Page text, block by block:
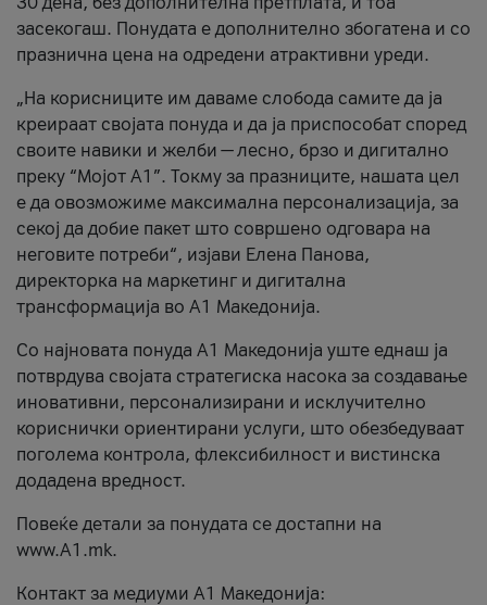
засекогаш. Понудата е дополнително збогатена и со
празнична цена на одредени атрактивни уреди.
„На корисниците им даваме слобода самите да ја
креираат својата понуда и да ја приспособат според
своите навики и желби — лесно, брзо и дигитално
преку “Мојот А1”. Токму за празниците, нашата цел
е да овозможиме максимална персонализација, за
секој да добие пакет што совршено одговара на
неговите потреби“, изјави Елена Панова,
директорка на маркетинг и дигитална
трансформација во А1 Македонија.
Со најновата понуда А1 Македонија уште еднаш ја
потврдува својата стратегиска насока за создавање
иновативни, персонализирани и исклучително
кориснички ориентирани услуги, што обезбедуваат
поголема контрола, флексибилност и вистинска
додадена вредност.
Повеќе детали за понудата се достапни на
www.А1.mk.
Контакт за медиуми А1 Македонија: